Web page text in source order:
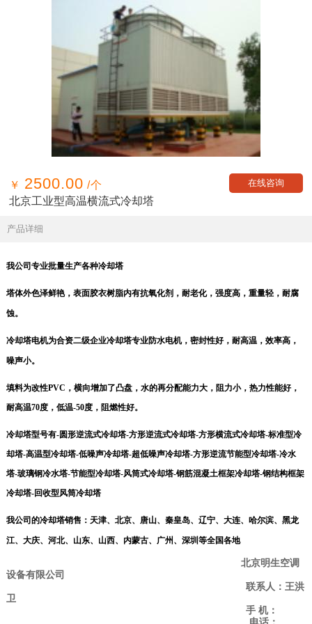
￥ 2500.00 /个 在线咨询
北京工业型高温横流式冷却塔
产品详细
我公司专业批量生产各种冷却塔
塔体外色泽鲜艳，表面胶衣树脂内有抗氧化剂，耐老化，强度高，重量轻，耐腐
蚀。
冷却塔电机为合资二级企业冷却塔专业防水电机，密封性好，耐高温，效率高，
噪声小。
填料为改性PVC ，横向增加了凸盘，水的再分配能力大，阻力小，热力性能好，
耐高温70度，低温-50度，阻燃性好。
冷却塔型号有-圆形逆流式冷却塔-方形逆流式冷却塔-方形横流式冷却塔-标准型冷
却塔-高温型冷却塔-低噪声冷却塔-超低噪声冷却塔-方形逆流节能型冷却塔-冷水
塔-玻璃钢冷水塔-节能型冷却塔-风筒式冷却塔-钢筋混凝土框架冷却塔-钢结构框架
冷却塔-回收型风筒冷却塔
我公司的冷却塔销售：天津、北京、唐山、秦皇岛、辽宁、大连、哈尔滨、黑龙
江、大庆、河北、山东、山西、内蒙古、广州、深圳等全国各地
北京明生空调
设备有限公司
联系人：王洪
卫
手 机：